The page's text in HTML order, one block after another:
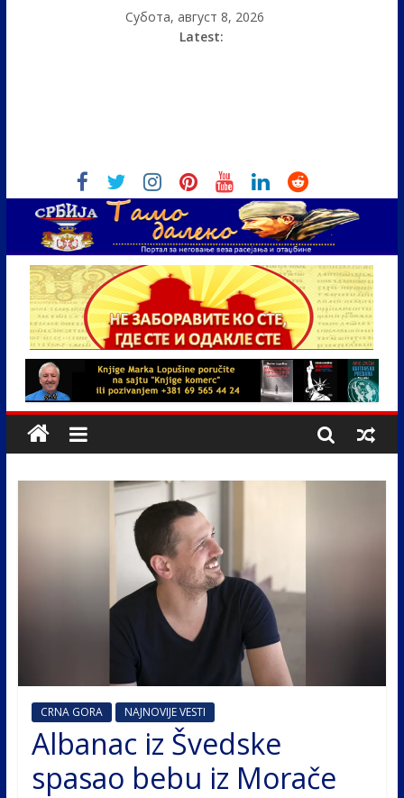
Субота, август 8, 2026
Latest:
CRNA GORA NAJNOVIJE VESTI
Albanac iz Švedske
spasao bebu iz Morače